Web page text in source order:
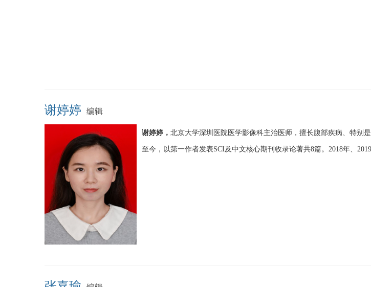
谢婷婷 编辑
谢婷婷， 北京大学深圳医院医学影像科主治医师，擅长腹部疾病、特别
至今，以第一作者发表SCI及中文核心期刊收录论著共8篇。2018年、